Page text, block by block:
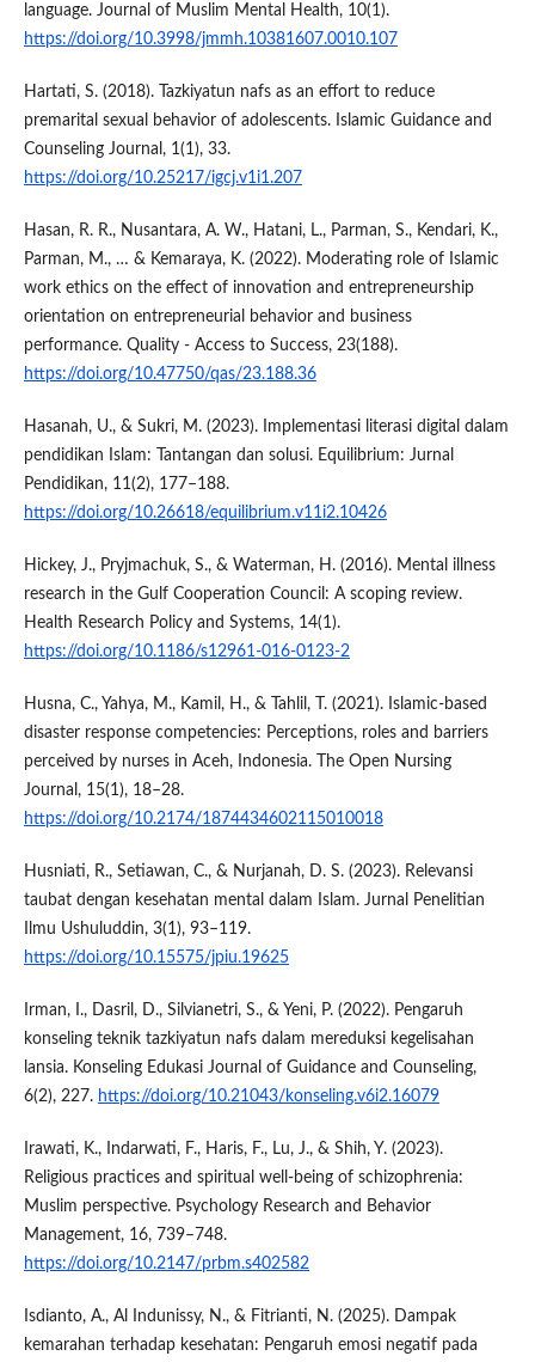
language. Journal of Muslim Mental Health, 10(1).
https://doi.org/10.3998/jmmh.10381607.0010.107
Hartati, S. (2018). Tazkiyatun nafs as an effort to reduce
premarital sexual behavior of adolescents. Islamic Guidance and
Counseling Journal, 1(1), 33.
https://doi.org/10.25217/igcj.v1i1.207
Hasan, R. R., Nusantara, A. W., Hatani, L., Parman, S., Kendari, K.,
Parman, M., … & Kemaraya, K. (2022). Moderating role of Islamic
work ethics on the effect of innovation and entrepreneurship
orientation on entrepreneurial behavior and business
performance. Quality - Access to Success, 23(188).
https://doi.org/10.47750/qas/23.188.36
Hasanah, U., & Sukri, M. (2023). Implementasi literasi digital dalam
pendidikan Islam: Tantangan dan solusi. Equilibrium: Jurnal
Pendidikan, 11(2), 177–188.
https://doi.org/10.26618/equilibrium.v11i2.10426
Hickey, J., Pryjmachuk, S., & Waterman, H. (2016). Mental illness
research in the Gulf Cooperation Council: A scoping review.
Health Research Policy and Systems, 14(1).
https://doi.org/10.1186/s12961-016-0123-2
Husna, C., Yahya, M., Kamil, H., & Tahlil, T. (2021). Islamic-based
disaster response competencies: Perceptions, roles and barriers
perceived by nurses in Aceh, Indonesia. The Open Nursing
Journal, 15(1), 18–28.
https://doi.org/10.2174/1874434602115010018
Husniati, R., Setiawan, C., & Nurjanah, D. S. (2023). Relevansi
taubat dengan kesehatan mental dalam Islam. Jurnal Penelitian
Ilmu Ushuluddin, 3(1), 93–119.
https://doi.org/10.15575/jpiu.19625
Irman, I., Dasril, D., Silvianetri, S., & Yeni, P. (2022). Pengaruh
konseling teknik tazkiyatun nafs dalam mereduksi kegelisahan
lansia. Konseling Edukasi Journal of Guidance and Counseling,
6(2), 227. https://doi.org/10.21043/konseling.v6i2.16079
Irawati, K., Indarwati, F., Haris, F., Lu, J., & Shih, Y. (2023).
Religious practices and spiritual well-being of schizophrenia:
Muslim perspective. Psychology Research and Behavior
Management, 16, 739–748.
https://doi.org/10.2147/prbm.s402582
Isdianto, A., Al Indunissy, N., & Fitrianti, N. (2025). Dampak
kemarahan terhadap kesehatan: Pengaruh emosi negatif pada